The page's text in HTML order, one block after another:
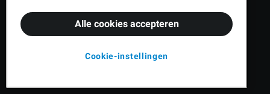
Beveiliging (Engelstalig)Alle cookies accepteren
Cookie-instellingen